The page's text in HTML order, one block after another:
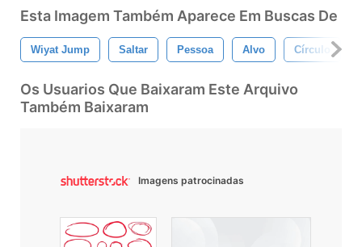
Esta Imagem Também Aparece Em Buscas De
Wiyat Jump Saltar Pessoa Alvo Círculo
Os Usuarios Que Baixaram Este Arquivo
Também Baixaram
Imagens patrocinadas